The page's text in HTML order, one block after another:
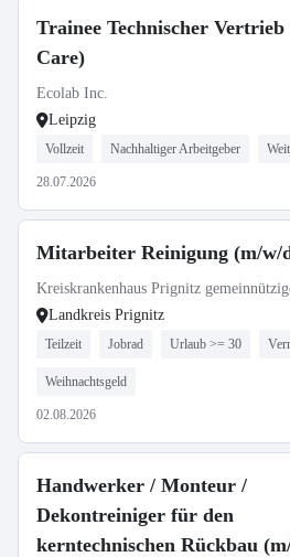
Trainee Technischer Vertrieb
Care)
Ecolab Inc.
Leipzig
Vollzeit Nachhaltiger Arbeitgeber
28.07.2026
Mitarbeiter Reinigung (m/w/
Kreiskrankenhaus Prignitz
Landkreis Prignitz
Teilzeit Jobrad Urlaub >= 30
Weihnachtsgeld
02.08.2026
Handwerker / Monteur /
Dekontreiniger für den
kerntechnischen Rückbau